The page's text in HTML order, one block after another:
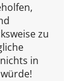
zu
in